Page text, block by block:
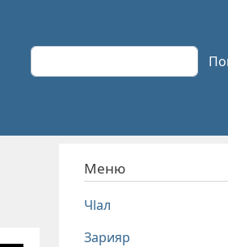
Поиск
Меню
Чlал
Зарияр